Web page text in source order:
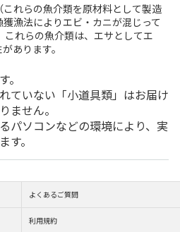
れらの魚介類を原材料として製造
漁法によりエビ・カニが混じって
これらの魚介類は、エサとしてエ
あります。
ていない「小道具類」はお届け
ません。
パソコンなどの環境により、実
す。
よくあるご質問
利用規約